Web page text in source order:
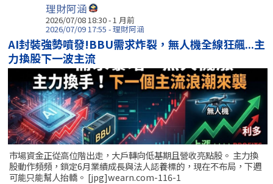
理財阿涵
2026/07/08 18:30 - 1 月前
2026/07/09 17:55 - 理財阿涵
AI封裝強勢噴發!BBU需求炸裂，無人機全線狂飆...主
力換股下一波主流
市場資金正從高位階出走，大戶轉向低基期且營收亮點股。 主力換
股動作頻頻，鎖定6月業績成長與法人認養標的，現在不布局，下週
可能只能幫人抬轎。 [jpg]wearn.com-116-1